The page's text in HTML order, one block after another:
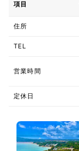
項目
住所
TEL
営業時間
定休日